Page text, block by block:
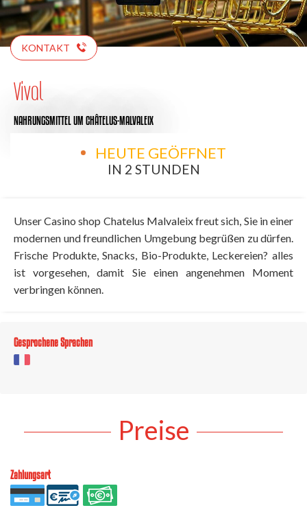
KONTAKT
Vival
NAHRUNGSMITTEL UM CHÂTELUS-MALVALEIX
HEUTE GEÖFFNET
IN 2 STUNDEN
Unser Casino shop Chatelus Malvaleix freut sich, Sie in einer
modernen und freundlichen Umgebung begrüßen zu dürfen.
Frische Produkte, Snacks, Bio-Produkte, Leckereien? alles
ist vorgesehen, damit Sie einen angenehmen Moment
verbringen können.
Gesprochene Sprachen
Preise
Zahlungsart